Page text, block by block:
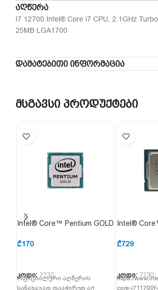
ᲐᲦᲬᲔᲠᲐ
I7 12700 Intel® Core i7 CPU, 2.1GHz
25MB LGA1700
ᲓᲐᲛᲐᲢᲔᲑᲘᲗᲘ ᲘᲜᲤᲝᲠᲛᲐᲪᲘᲐ
მსგავსი პროდუქტები
Intel® Core™ Pentium GOLD
₾170
კოდი: 7732
ოფიციალური აღწერის
სანახავად დააჭირეთ აქ
Intel®
₾729
კოდი: 7730
https://
core-